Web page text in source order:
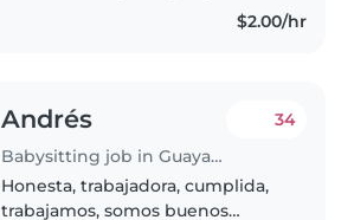
$2.00/hr
Andrés
Babysitting job in Guayaquil
34
Honesta, trabajadora, cumplida,
trabajamos, somos buenos